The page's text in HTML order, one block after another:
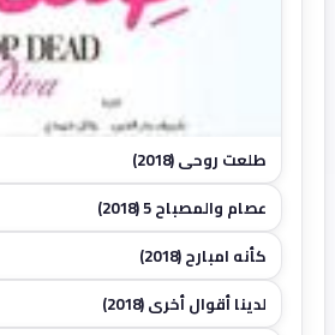
طلعت روحي (2018)
عصام والمصباح 5 (2018)
كأنه امبارح (2018)
★ 6.4
لدينا أقوال أخرى (2018)